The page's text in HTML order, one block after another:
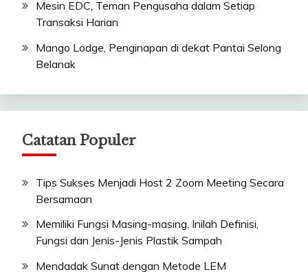
Mesin EDC, Teman Pengusaha dalam Setiap
Transaksi Harian
Mango Lodge, Penginapan di dekat Pantai Selong
Belanak
Catatan Populer
Tips Sukses Menjadi Host 2 Zoom Meeting Secara
Bersamaan
Memiliki Fungsi Masing-masing, Inilah Definisi,
Fungsi dan Jenis-Jenis Plastik Sampah
Mendadak Sunat dengan Metode LEM